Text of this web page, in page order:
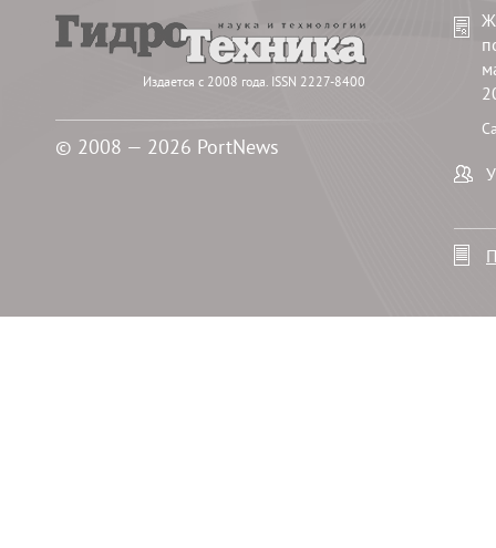
Издается с 2008 года. ISSN 2227-8400
© 2008 — 2026 PortNews